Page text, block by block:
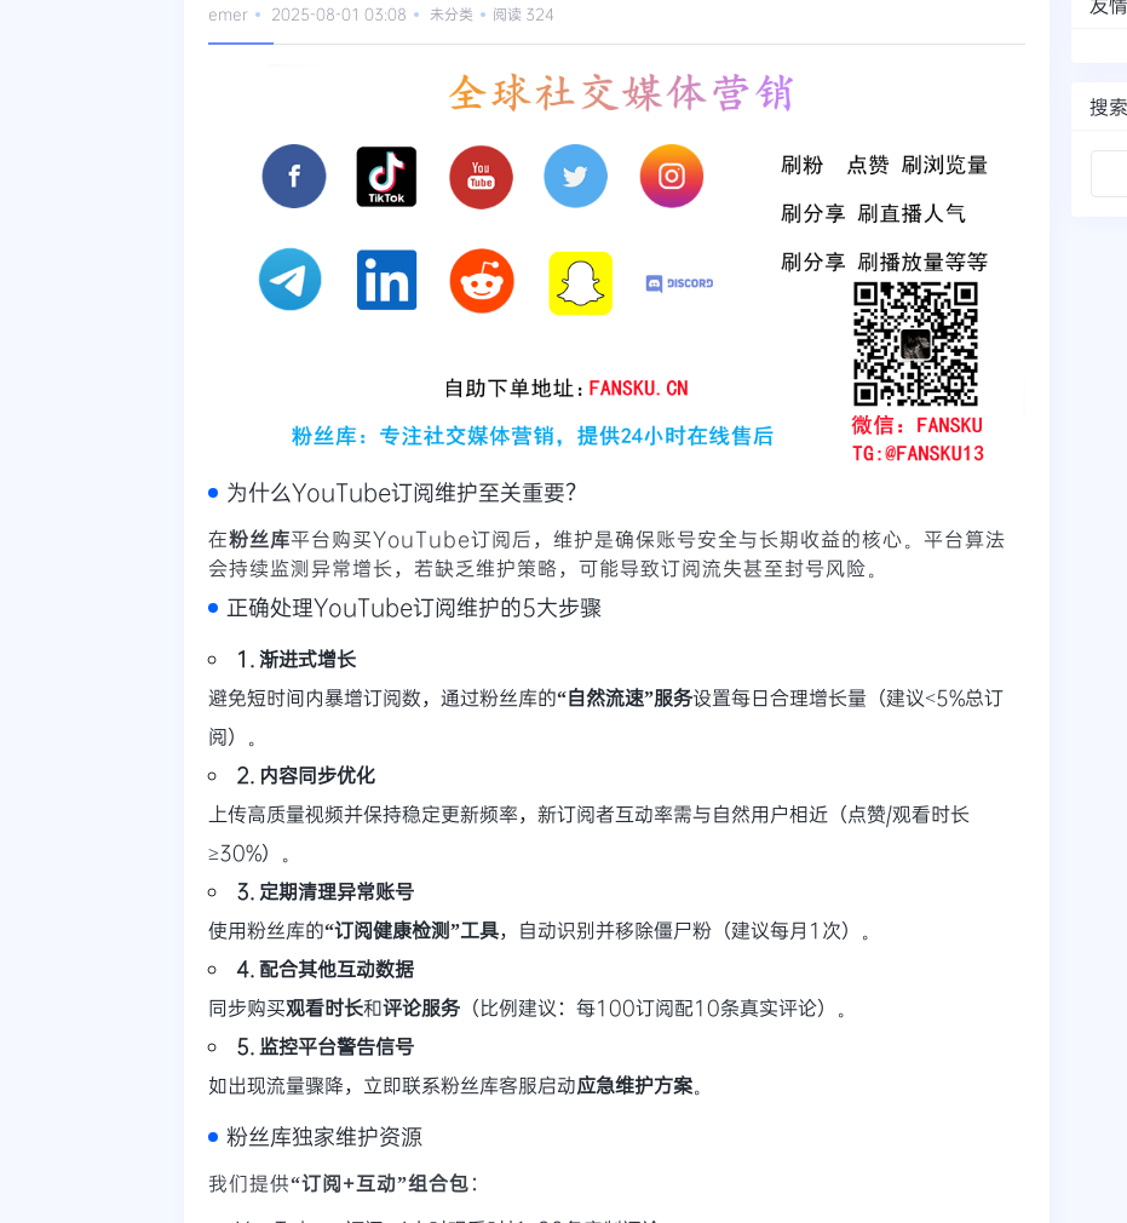
emer 2025-08-01 03:08 未分类 阅读 324
为什么YouTube订阅维护至关重要？
在粉丝库平台购买YouTube订阅后，维护是确保账号安全与长期收益的核心。平台算法
会持续监测异常增长，若缺乏维护策略，可能导致订阅流失甚至封号风险。
正确处理YouTube订阅维护的5大步骤
1. 渐进式增长
避免短时间内暴增订阅数，通过粉丝库的“自然流速”服务设置每日合理增长量（建议<5%总订
阅）。
2. 内容同步优化
上传高质量视频并保持稳定更新频率，新订阅者互动率需与自然用户相近（点赞/观看时长
≥30%）。
3. 定期清理异常账号
使用粉丝库的“订阅健康检测”工具，自动识别并移除僵尸粉（建议每月1次）。
4. 配合其他互动数据
同步购买观看时长和评论服务 （比例建议：每100订阅配10条真实评论）。
5. 监控平台警告信号
如出现流量骤降，立即联系粉丝库客服启动应急维护方案。
粉丝库独家维护资源
我们提供“订阅+互动”组合包：
搜索